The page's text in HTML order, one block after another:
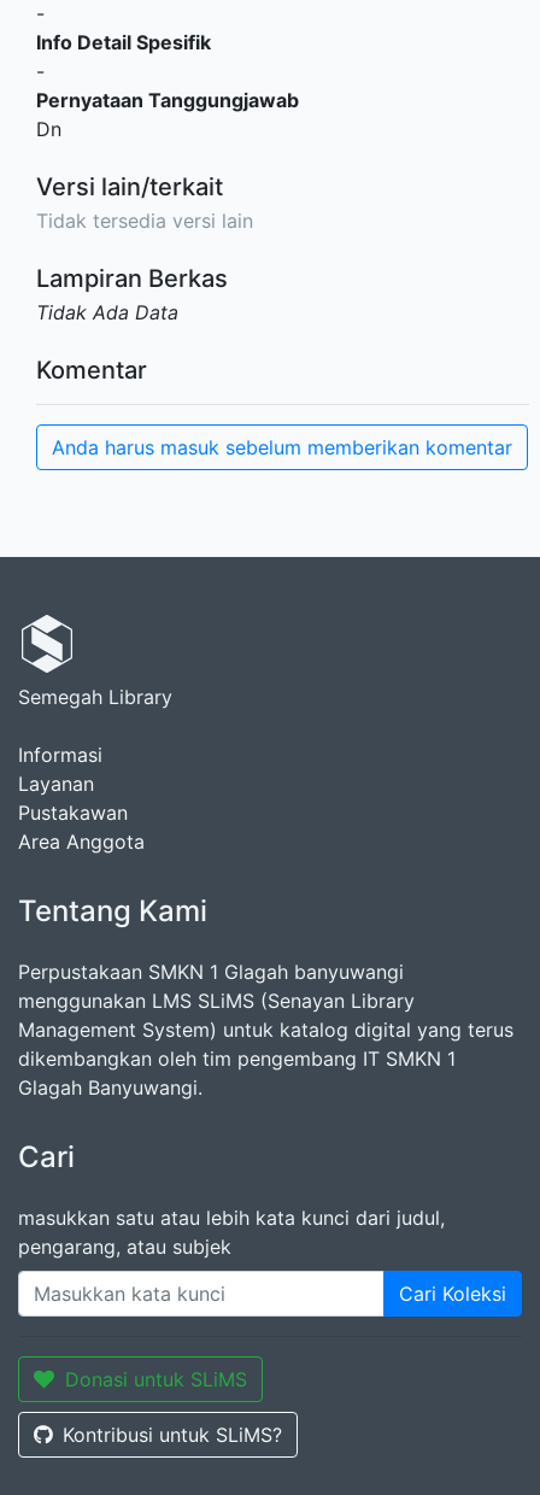
-
Info Detail Spesifik
-
Pernyataan Tanggungjawab
Dn
Versi lain/terkait
Tidak tersedia versi lain
Lampiran Berkas
Tidak Ada Data
Komentar
Anda harus masuk sebelum memberikan komentar
Semegah Library
Informasi
Layanan
Pustakawan
Area Anggota
Tentang Kami
Perpustakaan SMKN 1 Glagah banyuwangi
menggunakan LMS SLiMS (Senayan Library
Management System) untuk katalog digital yang terus
dikembangkan oleh tim pengembang IT SMKN 1
Glagah Banyuwangi.
Cari
masukkan satu atau lebih kata kunci dari judul,
pengarang, atau subjek
Cari Koleksi
Donasi untuk SLiMS
Kontribusi untuk SLiMS?